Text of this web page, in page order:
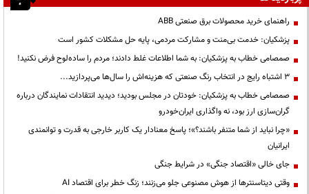
راهنمای خرید محصولات برق صنعتی ABB
پزشکیان: خدمت بی‌منت و مشارکت مردمی، پایه حل مشکلات کشور است
صمصامی خطاب به پزشکیان: به شما اطلاعات غلط دادند؛ مردم را ساده‌لوح فرض نکنید!
3 اشتباه رایج در انتخاب رنگ صنعتی که هزینه‌اش را سال‌ها می‌پردازید...
صمصامی خطاب به پزشکیان: خودتان در مجلس بودید؛ دیدید انتقادات نمایندگان درباره
گران‌سازی ارز بود، نه واگذاری ایران‌خودرو
«چرا نباید از شما متنفر باشند؟»؛ پاسخ معنادار یک کاربر خارجی به قدرت و توانمندی
ایرانیان
جای خالی «اقتصاد جنگی» در شرایط جنگی
وقتی دیتاسنترها از هوش مصنوعی جلو می‌زنند؛ زنگ خطر برای اقتصاد AI